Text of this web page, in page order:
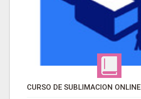
CURSO DE SUBLIMACION ONLINE